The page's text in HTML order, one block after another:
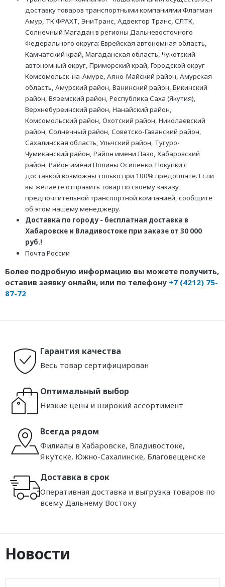
доставку товаров транспортными компаниями Флагман
Амур, ТК ФРАХТ, ЭниТранс, Адвектор Транс, СЛТК,
Солнечный Магадан в регионы Дальневосточного
Федерального округа: Еврейская автономная область,
Камчатский край, Магаданская область, Чукотский
автономный округ, Приморский край, Городской округ
Комсомольск-на-Амуре, Аяно-Майский район, Амурская
область, Амурский район, Ванинский район, Бикинский
район, Вяземский район, Республика Саха (Якутия),
Верхнебуреинский район, Нанайский район,
Комсомольский район, Охотский район, Николаевский
район, Солнечный район, Советско-Гаванский район,
Сахалинская область, Ульчский район, Тугуро-
Чумиканский район, Район имени Лазо, Хабаровский
район, Район имени Полины Осипенко. Покупки с
доставкой возможны только при 100% предоплате. Если
вы желаете отправить товар по своему заказу
предпочтительной транспортной компанией, сообщите
об этом нашему менеджеру.
Доставка по городу - бесплатная доставка в
Хабаровске и Владивостоке при заказе от 30 000
руб.!
Почта России
Более подробную информацию вы можете получить,
оставив заявку онлайн, или по телефону +7 (4212) 75-
87-72
Гарантия качества
Весь товар сертифицирован
Оптимальный выбор
Низкие цены и широкий ассортимент
Всегда рядом
Филиалы в Хабаровске, Владивостоке,
Якутске, Южно-Сахалинске, Благовещенске
Доставка в срок
Оперативная доставка и выгрузка товаров по
всему Дальнему Востоку
Новости